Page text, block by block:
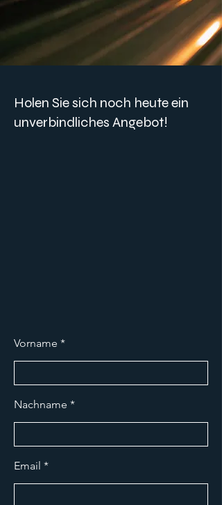
Holen Sie sich noch heute ein
unverbindliches Angebot!
Vorname
Nachname
Email